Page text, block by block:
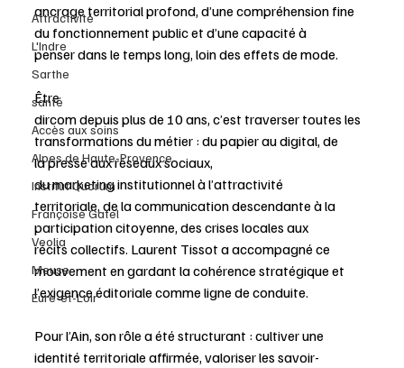
Attractivité
L'Indre
Sarthe
santé
Accès aux soins
Alpes de Haute-Provence
Institut Quorum
Françoise Gatel
Veolia
Meuse
Eure-et-Loir
ancrage territorial profond, d’une compréhension fine
du fonctionnement public et d’une capacité à
penser dans le temps long, loin des effets de mode.
Être
dircom depuis plus de 10 ans, c’est traverser toutes les
transformations du métier : du papier au digital, de
la presse aux réseaux sociaux,
du marketing institutionnel à l’attractivité
territoriale, de la communication descendante à la
participation citoyenne, des crises locales aux
récits collectifs. Laurent Tissot a accompagné ce
mouvement en gardant la cohérence stratégique et
l’exigence éditoriale comme ligne de conduite.
Pour l’Ain, son rôle a été structurant : cultiver une
identité territoriale affirmée, valoriser les savoir-